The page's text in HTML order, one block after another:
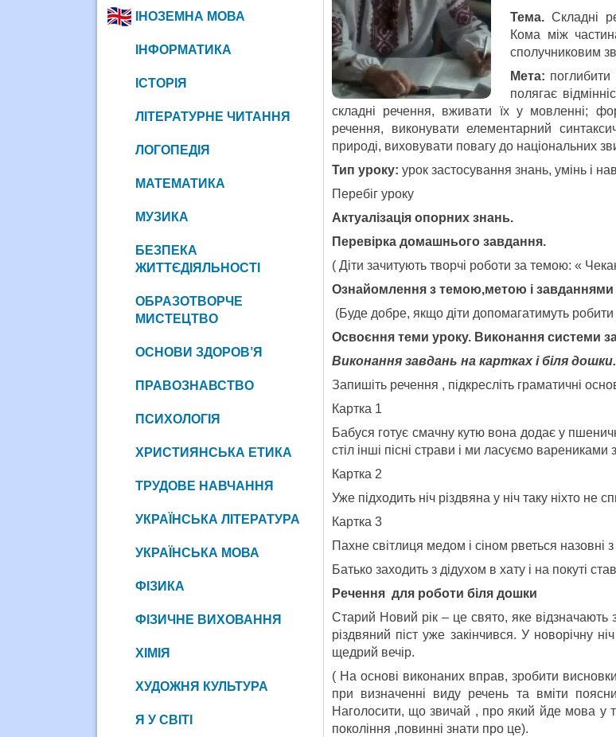
Тема. Складні
Кома між
сполучниковим
Мета:
полягає
складні речення, вживати їх у мовленні;
речення, виконувати елементарний
природі, виховувати повагу до національних
Тип уроку: урок застосування знань, умінь і
Перебіг уроку
Актуалізація опорних знань.
Перевірка домашнього завдання.
( Діти зачитують творчі роботи за темою: «
Ознайомлення з темою,метою і завданнями
(Буде добре, якщо діти допомагатимуть
Освоєння теми уроку. Виконання системи
Виконання завдань на картках і біля дошки.
Запишіть речення , підкресліть граматичні
Картка 1
Бабуся готує смачну кутю вона додає у
стіл інші пісні страви і ми ласуємо
Картка 2
Уже підходить ніч різдвяна у ніч таку ніхто
Картка 3
Пахне світлиця медом і сіном рветься назовні з
Батько заходить з дідухом в хату і на покуті
Речення для роботи біля дошки
Старий Новий рік – це свято, яке
різдвяний піст уже закінчився. У новорічну
щедрий вечір.
( На основі виконаних вправ, зробити
при визначенні виду речень та вміти
Наголосити, що звичай , про який йде мова у
покоління ,повинні знати про це).
ІНОЗЕМНА МОВА
ІНФОРМАТИКА
ІСТОРІЯ
ЛІТЕРАТУРНЕ ЧИТАННЯ
ЛОГОПЕДІЯ
МАТЕМАТИКА
МУЗИКА
БЕЗПЕКА
ЖИТТЄДІЯЛЬНОСТІ
ОБРАЗОТВОРЧЕ
МИСТЕЦТВО
ОСНОВИ ЗДОРОВ’Я
ПРАВОЗНАВСТВО
ПСИХОЛОГІЯ
ХРИСТИЯНСЬКА ЕТИКА
ТРУДОВЕ НАВЧАННЯ
УКРАЇНСЬКА ЛІТЕРАТУРА
УКРАЇНСЬКА МОВА
ФІЗИКА
ФІЗИЧНЕ ВИХОВАННЯ
ХІМІЯ
ХУДОЖНЯ КУЛЬТУРА
Я У СВІТІ